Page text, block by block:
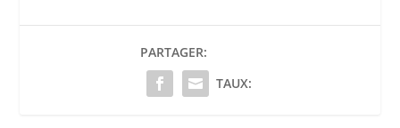
PARTAGER:
TAUX: